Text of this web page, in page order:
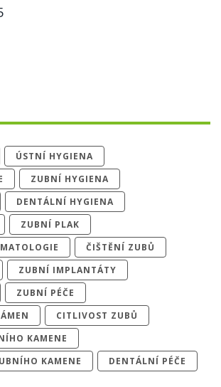
ÚSTNÍ HYGIENA
ZUBNÍ HYGIENA
DENTÁLNÍ HYGIENA
ZUBNÍ PLAK
ČIŠTĚNÍ ZUBŮ
ZUBNÍ IMPLANTÁTY
ZUBNÍ PÉČE
CITLIVOST ZUBŮ
KAMENE
KAMENE
DENTÁLNÍ PÉČE